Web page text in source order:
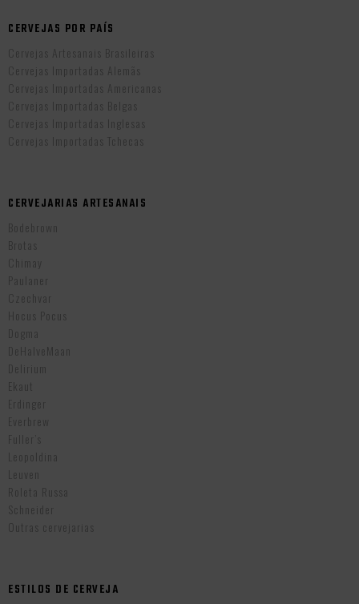
CERVEJAS POR PAÍS
Cervejas Artesanais Brasileiras
Cervejas Importadas Alemãs
Cervejas Importadas Americanas
Cervejas Importadas Belgas
Cervejas Importadas Inglesas
Cervejas Importadas Tchecas
CERVEJARIAS ARTESANAIS
Bodebrown
Brotas
Chimay
Paulaner
Czechvar
Hocus Pocus
Dogma
DeHalveMaan
Delirium
Ekaut
Erdinger
Everbrew
Fuller’s
Leopoldina
Leuven
Roleta Russa
Schneider
Outras cervejarias
ESTILOS DE CERVEJA